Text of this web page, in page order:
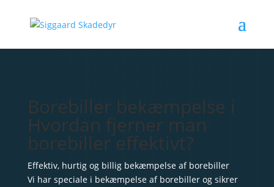
Borebiller bekæmpelse i
Hvordan fjerner man
borebiller effektivt?
Effektiv, hurtig og billig bekæmpelse af borebiller
Vi har speciale i bekæmpelse af borebiller og sikrer